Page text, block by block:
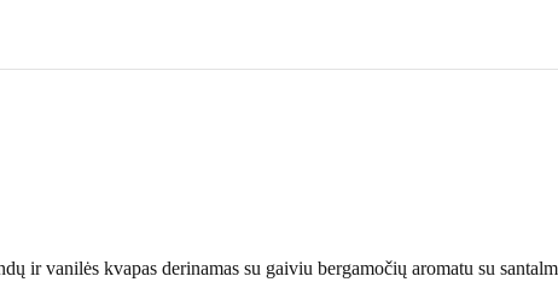
ir vanilės kvapas derinamas su gaiviu bergamočių aromatu su